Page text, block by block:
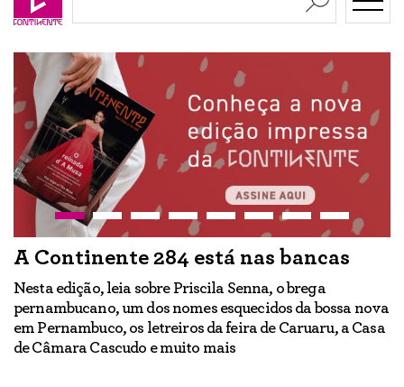
A Continente 284 está nas bancas
Nesta edição, leia sobre Priscila Senna, o brega
pernambucano, um dos nomes esquecidos da bossa nova
em Pernambuco, os letreiros da feira de Caruaru, a Casa
de Câmara Cascudo e muito mais